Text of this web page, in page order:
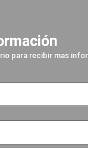
para recibir mas